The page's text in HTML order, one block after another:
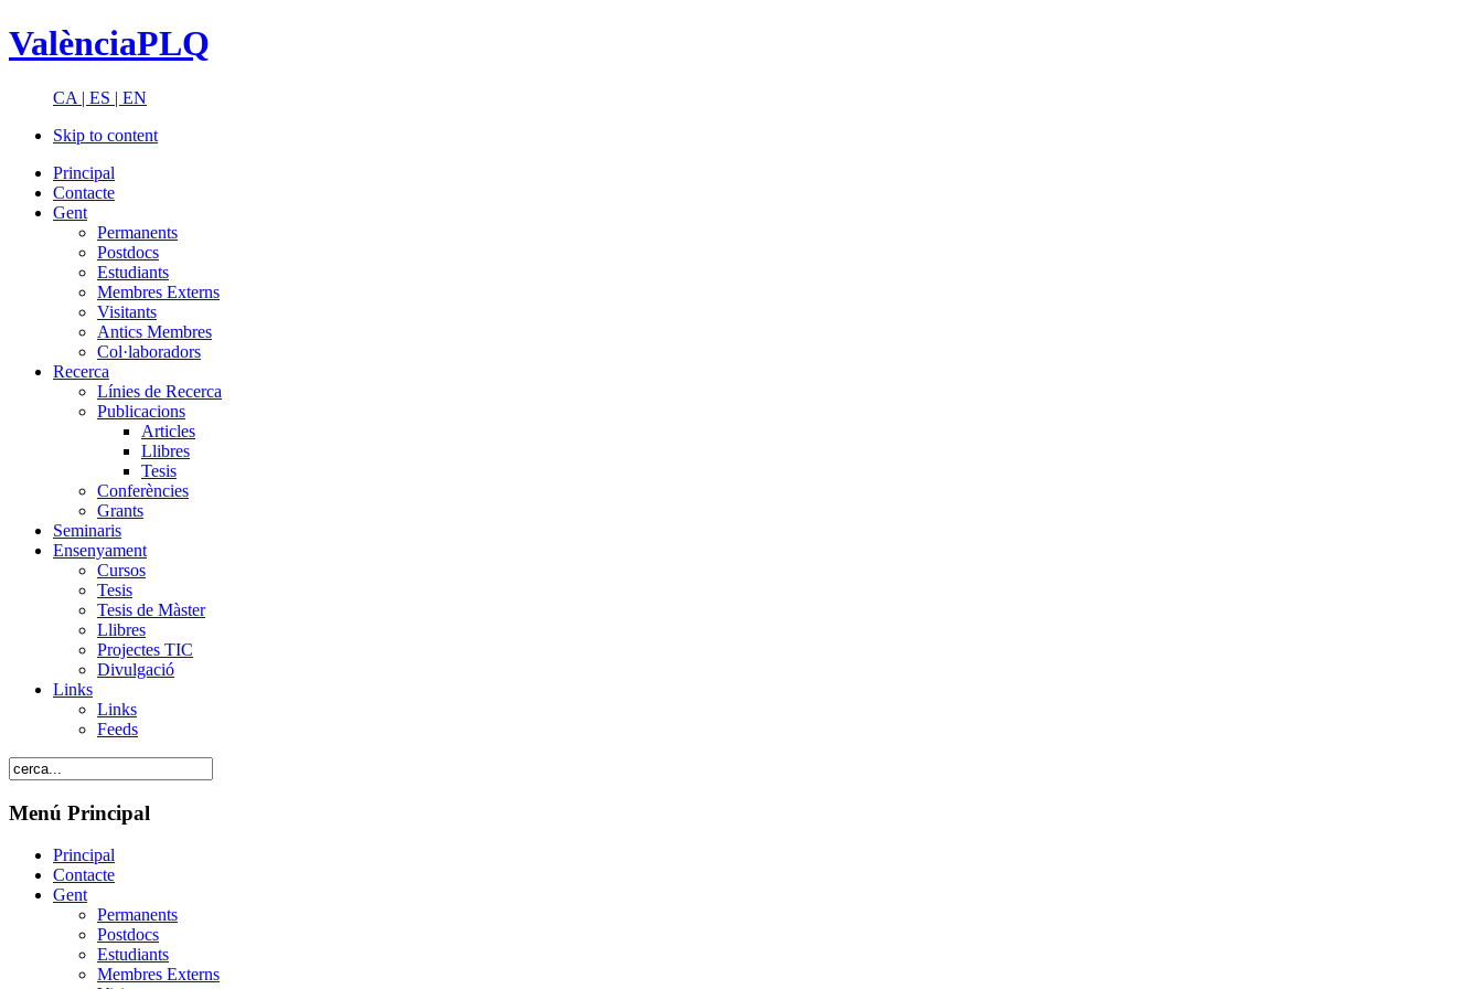
ValènciaPLQ
CA | ES | EN
Skip to content
Principal
Contacte
Gent
Permanents
Postdocs
Estudiants
Membres Externs
Visitants
Antics Membres
Col·laboradors
Recerca
Línies de Recerca
Publicacions
Articles
Llibres
Tesis
Conferències
Grants
Seminaris
Ensenyament
Cursos
Tesis
Tesis de Màster
Llibres
Projectes TIC
Divulgació
Links
Links
Feeds
Menú Principal
Principal
Contacte
Gent
Permanents
Postdocs
Estudiants
Membres Externs